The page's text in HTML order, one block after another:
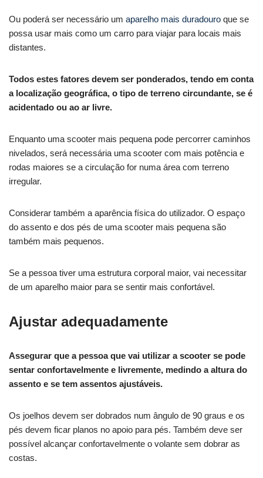
Ou poderá ser necessário um aparelho mais duradouro que se
possa usar mais como um carro para viajar para locais mais
distantes.
Todos estes fatores devem ser ponderados, tendo em conta
a localização geográfica, o tipo de terreno circundante, se é
acidentado ou ao ar livre.
Enquanto uma scooter mais pequena pode percorrer caminhos
nivelados, será necessária uma scooter com mais potência e
rodas maiores se a circulação for numa área com terreno
irregular.
Considerar também a aparência física do utilizador. O espaço
do assento e dos pés de uma scooter mais pequena são
também mais pequenos.
Se a pessoa tiver uma estrutura corporal maior, vai necessitar
de um aparelho maior para se sentir mais confortável.
Ajustar adequadamente
Assegurar que a pessoa que vai utilizar a scooter se pode
sentar confortavelmente e livremente, medindo a altura do
assento e se tem assentos ajustáveis.
Os joelhos devem ser dobrados num ângulo de 90 graus e os
pés devem ficar planos no apoio para pés. Também deve ser
possível alcançar confortavelmente o volante sem dobrar as
costas.